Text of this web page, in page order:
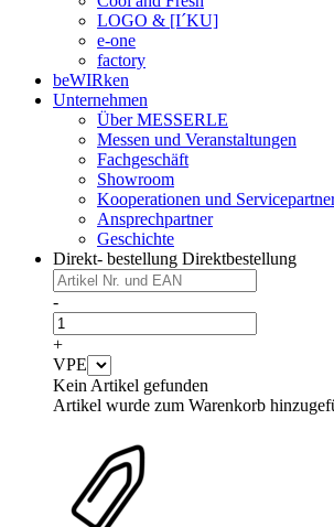
LOGO & [I´KU]
e-one
factory
beWIRken
Unternehmen
Über MESSERLE
Messen und Veranstaltungen
Fachgeschäft
Showroom
Kooperationen und
Ansprechpartner
Geschichte
Direkt- bestellung Direktbestellung
-
+
VPE
Kein Artikel gefunden
Artikel wurde zum Warenkorb